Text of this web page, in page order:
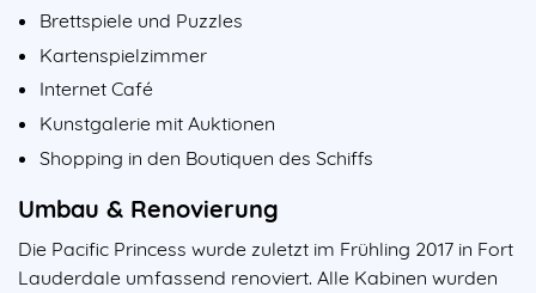
Brettspiele und Puzzles
Kartenspielzimmer
Internet Café
Kunstgalerie mit Auktionen
Shopping in den Boutiquen des Schiffs
Umbau & Renovierung
Die Pacific Princess wurde zuletzt im Frühling 2017 in Fort
Lauderdale umfassend renoviert. Alle Kabinen wurden